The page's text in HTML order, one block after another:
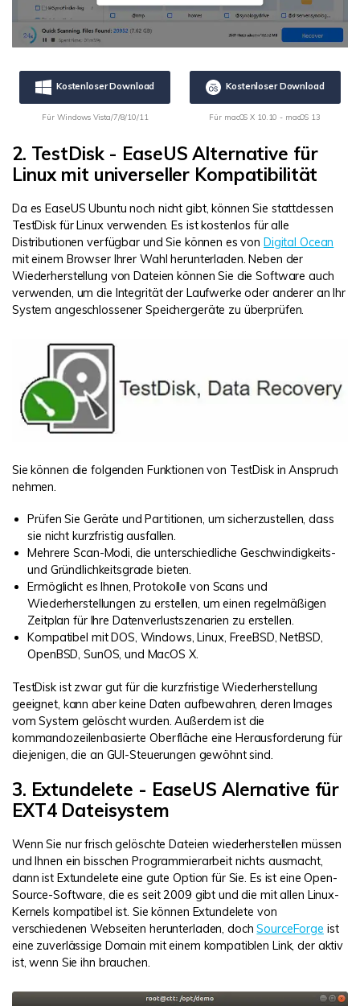
Kostenloser Download
Für Windows Vista/7/8/10/11
Kostenloser Download
Für macOS X 10.10 - macOS 13
2. TestDisk - EaseUS Alternative für
Linux mit universeller Kompatibilität
Da es EaseUS Ubuntu noch nicht gibt, können Sie stattdessen
TestDisk für Linux verwenden. Es ist kostenlos für alle
Distributionen verfügbar und Sie können es von Digital Ocean
mit einem Browser Ihrer Wahl herunterladen. Neben der
Wiederherstellung von Dateien können Sie die Software auch
verwenden, um die Integrität der Laufwerke oder anderer an Ihr
System angeschlossener Speichergeräte zu überprüfen.
Sie können die folgenden Funktionen von TestDisk in Anspruch
nehmen.
Prüfen Sie Geräte und Partitionen, um sicherzustellen, dass
sie nicht kurzfristig ausfallen.
Mehrere Scan-Modi, die unterschiedliche Geschwindigkeits-
und Gründlichkeitsgrade bieten.
Ermöglicht es Ihnen, Protokolle von Scans und
Wiederherstellungen zu erstellen, um einen regelmäßigen
Zeitplan für Ihre Datenverlustszenarien zu erstellen.
Kompatibel mit DOS, Windows, Linux, FreeBSD, NetBSD,
OpenBSD, SunOS, und MacOS X.
TestDisk ist zwar gut für die kurzfristige Wiederherstellung
geeignet, kann aber keine Daten aufbewahren, deren Images
vom System gelöscht wurden. Außerdem ist die
kommandozeilenbasierte Oberfläche eine Herausforderung für
diejenigen, die an GUI-Steuerungen gewöhnt sind.
3. Extundelete - EaseUS Alernative für
EXT4 Dateisystem
Wenn Sie nur frisch gelöschte Dateien wiederherstellen müssen
und Ihnen ein bisschen Programmierarbeit nichts ausmacht,
dann ist Extundelete eine gute Option für Sie. Es ist eine Open-
Source-Software, die es seit 2009 gibt und die mit allen Linux-
Kernels kompatibel ist. Sie können Extundelete von
verschiedenen Webseiten herunterladen, dochSourceForge ist
eine zuverlässige Domain mit einem kompatiblen Link, der aktiv
ist, wenn Sie ihn brauchen.